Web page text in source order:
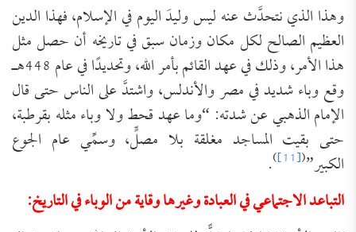
وهذا الذي نتحدَّث عنه ليس وليدَ اليوم في الإسلام، فهذا الدين
العظيم الصالح لكل مكان وزمان سبق في تاريخه أن حصل مثل
هذا الأمر، وذلك في عهد القائم بأمر الله، وتحديدًا في عام 448هـ
وقع وباء شديد في مصر والأندلس، واشتدَّ على الناس حتى قال
الإمام الذهبي عن شدته: “وما عهد قحط ولا وباء مثله بقرطبة،
حتى بقيت المساجد مغلقة بلا مصلٍّ، وسمِّي عام الجوع
الكبير”(
[11]
)
.
التباعد الاجتماعي في العبادة وغيرها وقاية من الوباء في التاريخ: